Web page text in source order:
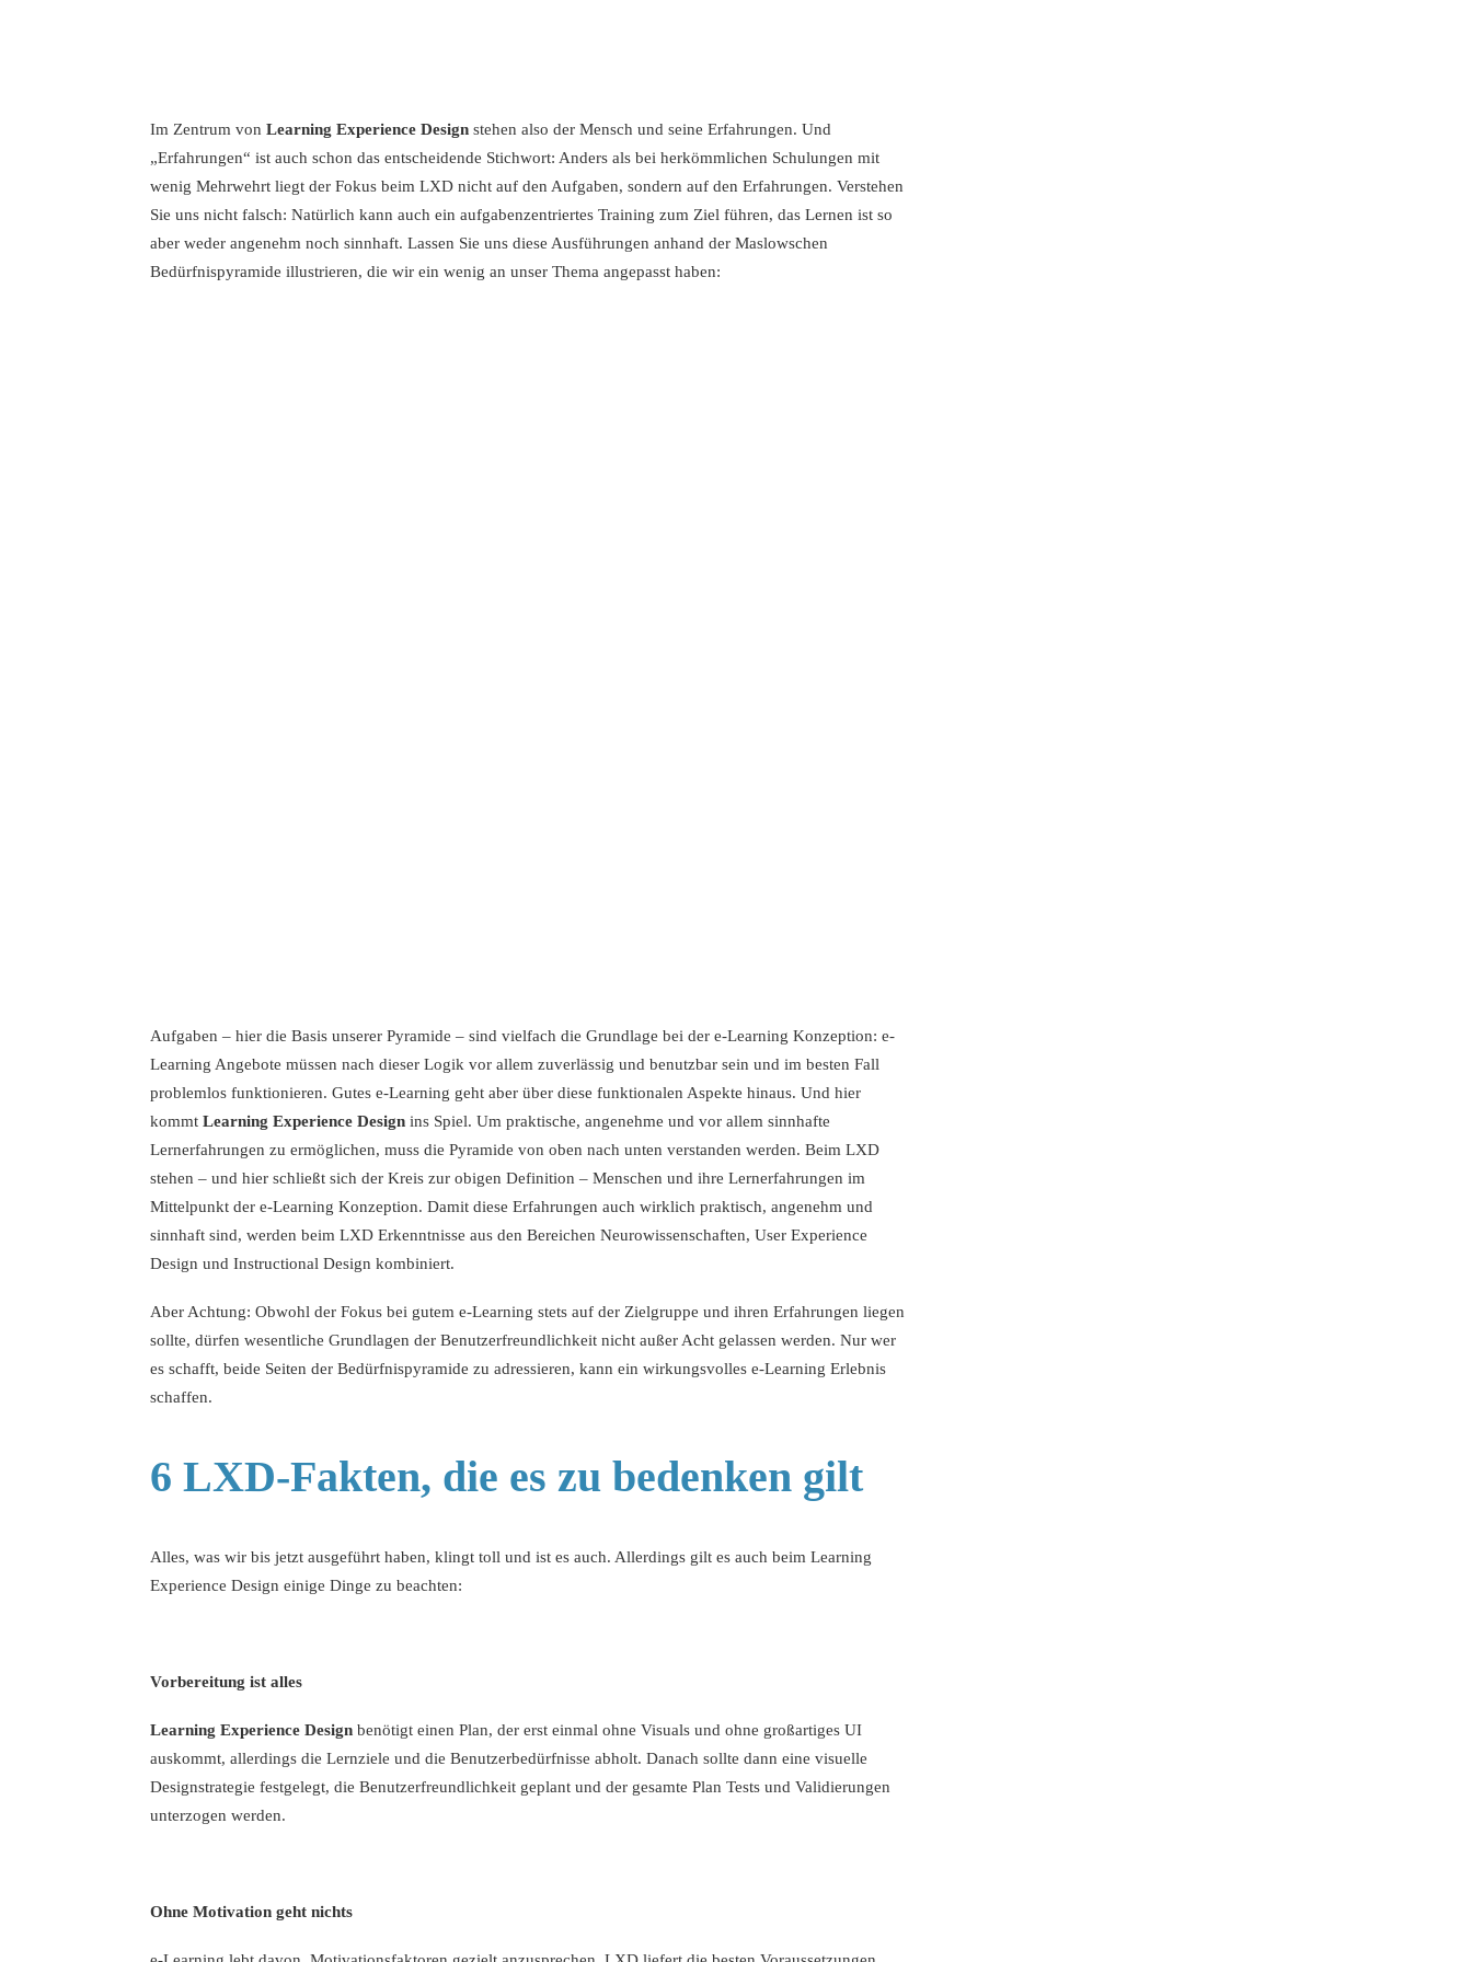
Im Zentrum von Learning Experience Design stehen also der Mensch und seine Erfahrungen. Und
„Erfahrungen“ ist auch schon das entscheidende Stichwort: Anders als bei herkömmlichen Schulungen mit
wenig Mehrwehrt liegt der Fokus beim LXD nicht auf den Aufgaben, sondern auf den Erfahrungen. Verstehen
Sie uns nicht falsch: Natürlich kann auch ein aufgabenzentriertes Training zum Ziel führen, das Lernen ist so
aber weder angenehm noch sinnhaft. Lassen Sie uns diese Ausführungen anhand der Maslowschen
Bedürfnispyramide illustrieren, die wir ein wenig an unser Thema angepasst haben:
Aufgaben – hier die Basis unserer Pyramide – sind vielfach die Grundlage bei der e-Learning Konzeption: e-
Learning Angebote müssen nach dieser Logik vor allem zuverlässig und benutzbar sein und im besten Fall
problemlos funktionieren. Gutes e-Learning geht aber über diese funktionalen Aspekte hinaus. Und hier
kommt Learning Experience Design ins Spiel. Um praktische, angenehme und vor allem sinnhafte
Lernerfahrungen zu ermöglichen, muss die Pyramide von oben nach unten verstanden werden. Beim LXD
stehen – und hier schließt sich der Kreis zur obigen Definition – Menschen und ihre Lernerfahrungen im
Mittelpunkt der e-Learning Konzeption. Damit diese Erfahrungen auch wirklich praktisch, angenehm und
sinnhaft sind, werden beim LXD Erkenntnisse aus den Bereichen Neurowissenschaften, User Experience
Design und Instructional Design kombiniert.
Aber Achtung: Obwohl der Fokus bei gutem e-Learning stets auf der Zielgruppe und ihren Erfahrungen liegen
sollte, dürfen wesentliche Grundlagen der Benutzerfreundlichkeit nicht außer Acht gelassen werden. Nur wer
es schafft, beide Seiten der Bedürfnispyramide zu adressieren, kann ein wirkungsvolles e-Learning Erlebnis
schaffen.
6 LXD-Fakten, die es zu bedenken gilt
Alles, was wir bis jetzt ausgeführt haben, klingt toll und ist es auch. Allerdings gilt es auch beim Learning
Experience Design einige Dinge zu beachten:
Vorbereitung ist alles
Learning Experience Design benötigt einen Plan, der erst einmal ohne Visuals und ohne großartiges UI
auskommt, allerdings die Lernziele und die Benutzerbedürfnisse abholt. Danach sollte dann eine visuelle
Designstrategie festgelegt, die Benutzerfreundlichkeit geplant und der gesamte Plan Tests und Validierungen
unterzogen werden.
Ohne Motivation geht nichts